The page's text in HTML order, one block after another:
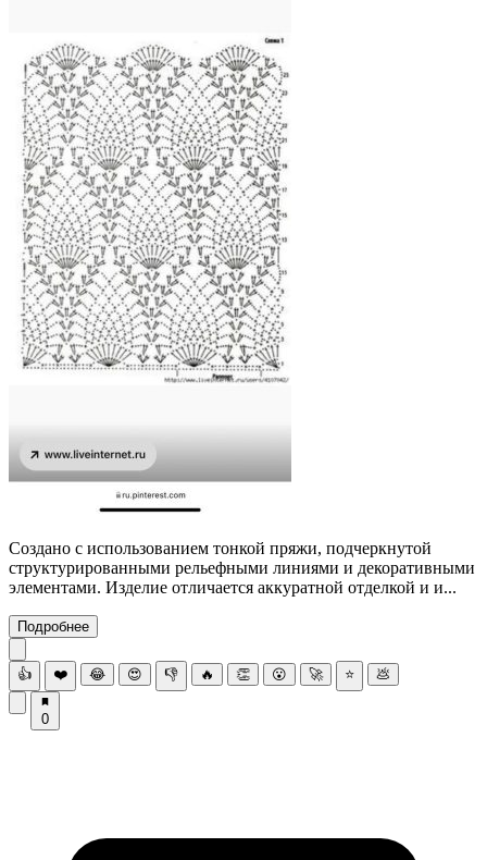
Создано с использованием тонкой пряжи, подчеркнутой
структурированными рельефными линиями и декоративными
элементами. Изделие отличается аккуратной отделкой и и...
Подробнее
👍 ❤️ 😂 😍 👎 🔥 👏 😮 🚀 ⭐ 💩
0